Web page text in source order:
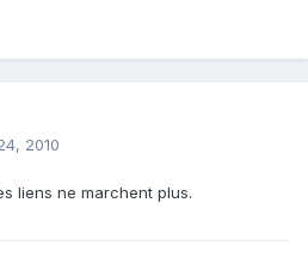
2010
liens ne marchent plus.